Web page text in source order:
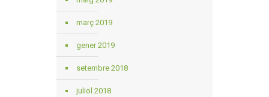
març 2019
gener 2019
setembre 2018
juliol 2018